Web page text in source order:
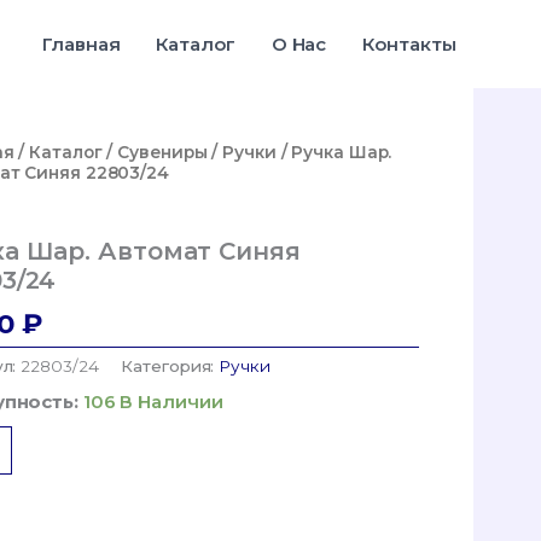
Главная Каталог О Нас Контакты
/ Каталог/ Сувениры / Ручки / Ручка Шар.
Синяя 22803/24
Шар. Автомат Синяя
24
₽
22803/24 Категория: Ручки
106 В Наличии
Автомат